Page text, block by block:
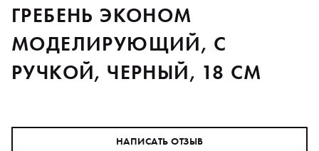
ГРЕБЕНЬ ЭКОНОМ
МОДЕЛИРУЮЩИЙ, С
РУЧКОЙ, ЧЕРНЫЙ, 18 СМ
НАПИСАТЬ ОТЗЫВ